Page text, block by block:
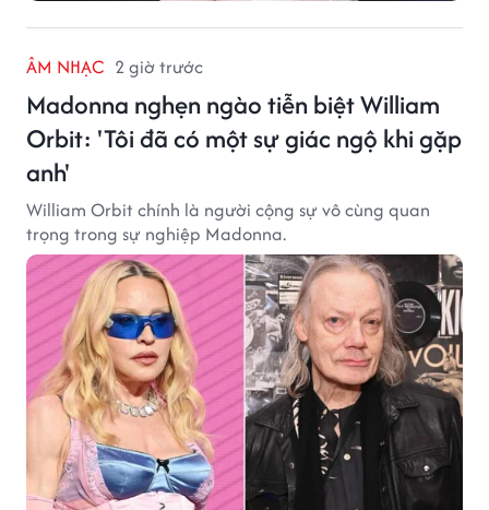
ÂM NHẠC 2 giờ trước
Madonna nghẹn ngào tiễn biệt William
Orbit: 'Tôi đã có một sự giác ngộ khi gặp
anh'
William Orbit chính là người cộng sự vô cùng quan
trọng trong sự nghiệp Madonna.